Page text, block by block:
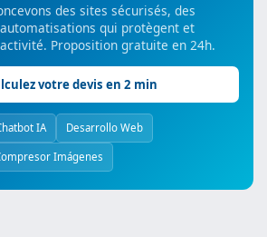
des sites sécurisés, des
qui protègent et
Proposition gratuite en 24h.
votre devis en 2 min
IA Desarrollo Web
Imágenes